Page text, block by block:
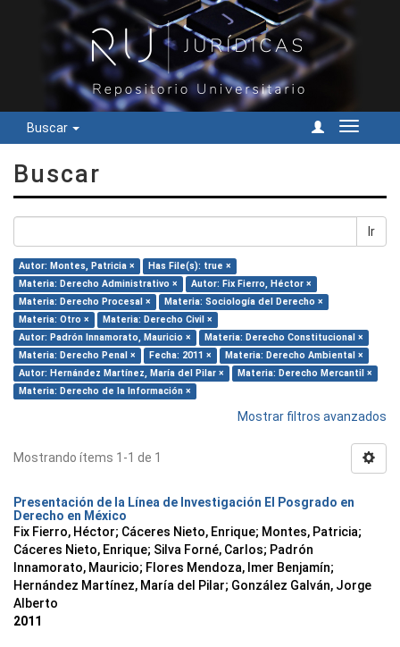
Buscar
Cambiar
Buscar
Ir
Autor: Montes, Patricia ×
Has File(s): true ×
Materia: Derecho Administrativo ×
Autor: Fix Fierro, Héctor ×
Materia: Derecho Procesal ×
Materia: Sociología del Derecho ×
Materia: Otro ×
Materia: Derecho Civil ×
Autor: Padrón Innamorato, Mauricio ×
Materia: Derecho Constitucional ×
Materia: Derecho Penal ×
Fecha: 2011 ×
Materia: Derecho Ambiental ×
Autor: Hernández Martínez, María del Pilar ×
Materia: Derecho Mercantil ×
Materia: Derecho de la Información ×
Mostrar filtros avanzados
Mostrando ítems 1-1 de 1
Presentación de la Línea de Investigación El Posgrado en
Derecho en México
Fix Fierro, Héctor; Cáceres Nieto, Enrique; Montes, Patricia;
Cáceres Nieto, Enrique; Silva Forné, Carlos; Padrón
Innamorato, Mauricio; Flores Mendoza, Imer Benjamín;
Hernández Martínez, María del Pilar; González Galván, Jorge
Alberto
2011